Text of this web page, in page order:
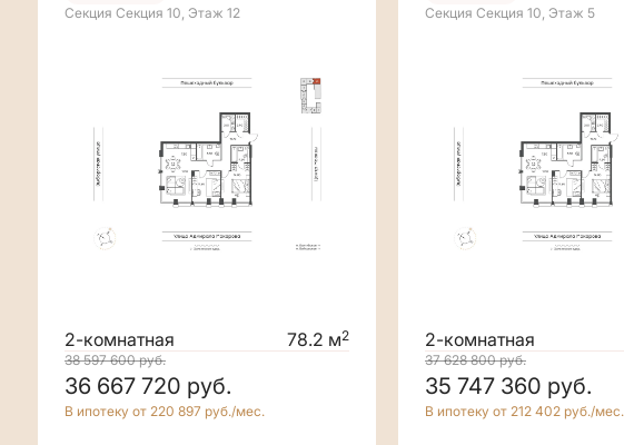
Секция Секция 10, Этаж 12
2-комнатная 78.2 м2
38 597 600руб.
36 667 720 руб.
В ипотеку от 220 897 руб./мес.
Секция Секция 10, Этаж 5
2-комнатная
37 628 800руб.
35 747 360 руб.
В ипотеку от 212 402 руб./мес.